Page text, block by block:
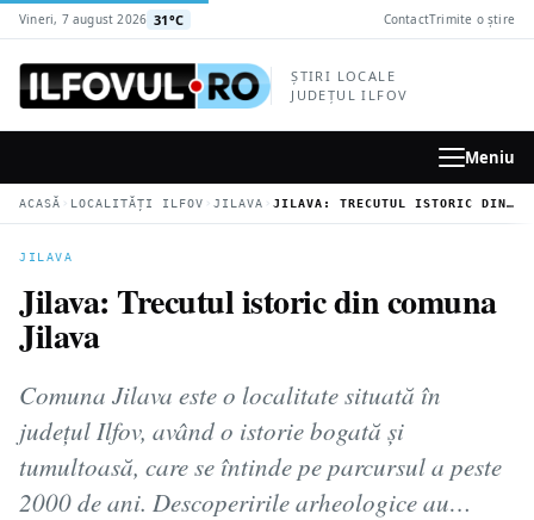
conținutul
Vineri, 7 august 2026 31°C ContactTrimite o știre
ȘTIRI LOCALE
JUDEȚUL ILFOV
Meniu
ACASĂ › LOCALITĂȚI ILFOV › JILAVA › JILAVA: TRECUTUL ISTORIC DIN COMUNA JILAVA
JILAVA
Jilava: Trecutul istoric din comuna
Jilava
Comuna Jilava este o localitate situată în
județul Ilfov, având o istorie bogată și
tumultoasă, care se întinde pe parcursul a peste
2000 de ani. Descoperirile arheologice au…